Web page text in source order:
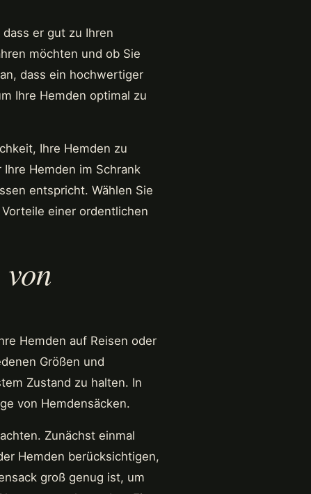
er gut zu Ihren
möchten und ob Sie
dass ein hochwertiger
Ihre Hemden optimal zu
Ihre Hemden zu
Hemden im Schrank
entspricht. Wählen Sie
einer ordentlichen
Hemden auf Reisen oder
Größen und
Zustand zu halten. In
von Hemdensäcken.
Zunächst einmal
Hemden berücksichtigen,
groß genug ist, um